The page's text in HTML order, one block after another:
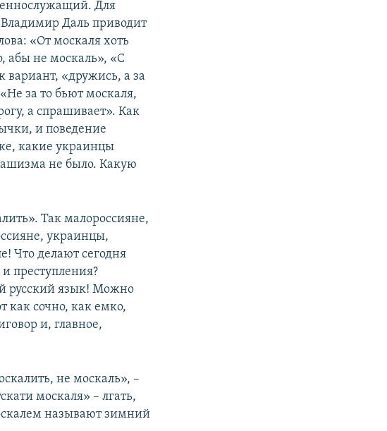
Для
Даль приводит
«От москаля хоть
абы не москаль», «С
«дружись, а за
за то бьют москаля,
а спрашивает». Как
и поведение
какие украинцы
не было. Какую
Так малороссияне,
украинцы,
Что делают сегодня
преступления?
русский язык! Можно
как сочно, как емко,
и, главное,
не москаль», –
москаля» – лгать,
называют зимний